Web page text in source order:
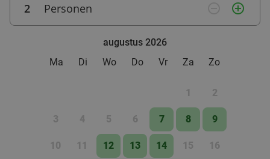
food 38%
3-gangenproeverij bij Tex-Mex Restaurant
Tex-Mex Restaurant Bramigo
2 Personen add_circle_outline
augustus 2026
Ma
Di Wo Do Vr Za Zo
1 2
3 4 5 6 7 8 9
10 11 12 13 14 15 16